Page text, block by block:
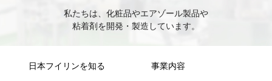
私たちは、化粧品やエアゾール製品や
粘着剤を開発・製造しています。
日本フイリンを知る 事業内容